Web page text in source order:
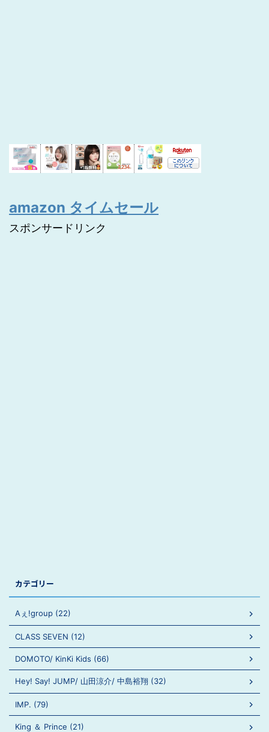
amazon タイムセール
スポンサードリンク
カテゴリー
Aぇ!group (22)
CLASS SEVEN (12)
DOMOTO/ KinKi Kids (66)
Hey! Say! JUMP/ 山田涼介/ 中島裕翔 (32)
IMP. (79)
King ＆ Prince (21)